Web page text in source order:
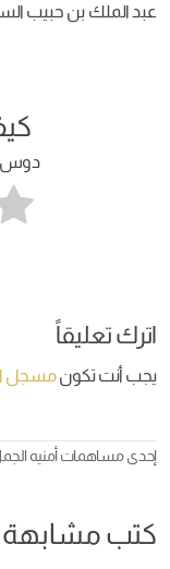
عبد الملك بن حبيب
دوس
اترك تعليقاً
يجب أنت تكونمسجل
إحدى مساهماتأمنيه
كتب مشابهة